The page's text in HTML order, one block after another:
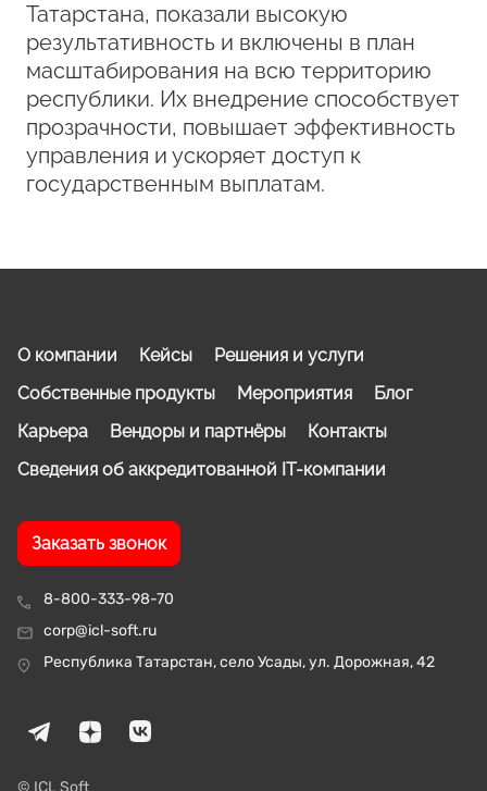
Татарстана, показали высокую
результативность и включены в план
масштабирования на всю территорию
республики. Их внедрение способствует
прозрачности, повышает эффективность
управления и ускоряет доступ к
государственным выплатам.
8-800-333-98-70
corp@icl-soft.ru
Республика Татарстан, село Усады, ул. Дорожная, 42
О компании Кейсы
Решения и услуги
Собственные продукты
Мероприятия
Блог
Карьера
Вендоры и партнёры
Контакты
Сведения об аккредитованной IT-компании
Заказать звонок
© ICL Soft